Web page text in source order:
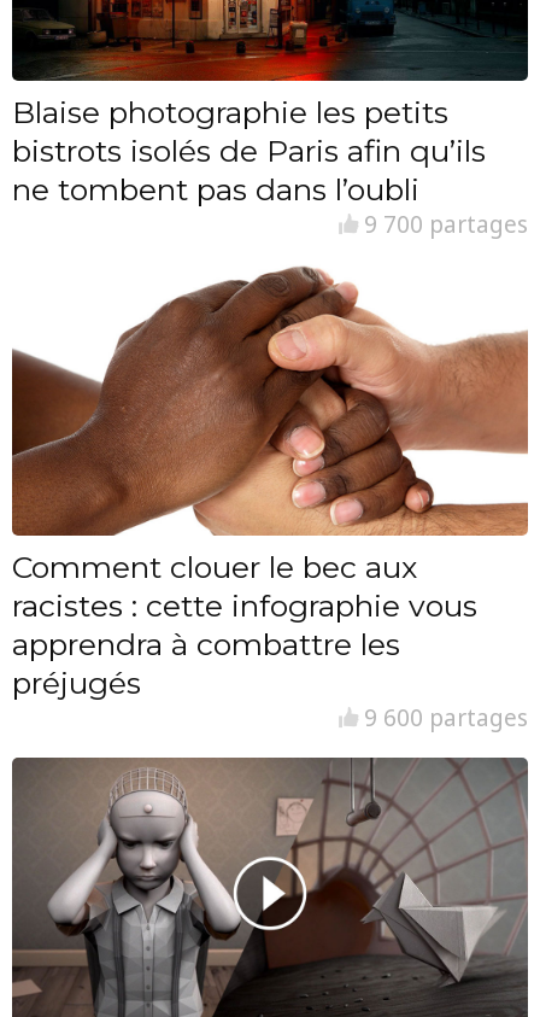
Blaise photographie les petits
bistrots isolés de Paris afin qu’ils
ne tombent pas dans l’oubli
9 700 partages
Comment clouer le bec aux
racistes : cette infographie vous
apprendra à combattre les
préjugés
9 600 partages